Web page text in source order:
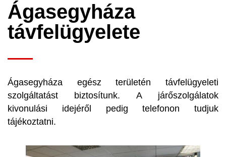
Ágasegyháza
távfelügyelete
Ágasegyháza egész területén távfelügyeleti
szolgáltatást biztosítunk. A járőszolgálatok
kivonulási idejéről pedig telefonon tudjuk
tájékoztatni.